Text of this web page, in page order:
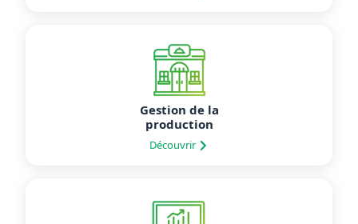
Gestion de la
production
Découvrir